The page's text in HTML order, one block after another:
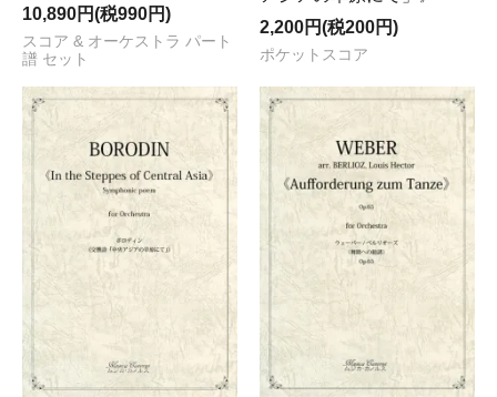
10,890円(税990円)
スコア & オーケストラ パート
譜 セット
2,200円(税200円)
ポケットスコア